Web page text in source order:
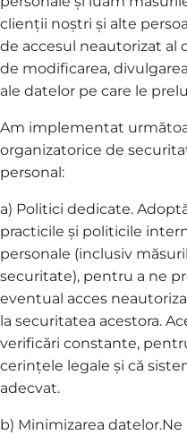
clienții noștri și alte
de accesul neautorizat al
de modificarea,
ale datelor pe care le
Am implementat
organizatorice de
personal:
a) Politici dedicate.
practicile și politicile
personale (inclusiv
securitate), pentru a ne
eventual acces
la securitatea acestora.
verificări constante,
cerințele legale și că
adecvat.
b) Minimizarea